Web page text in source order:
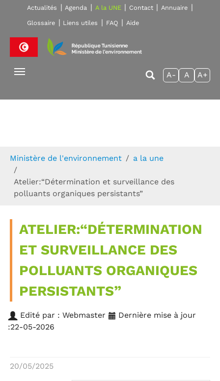
Skip to main navigation
Aller au contenu principal
Skip to page footer
Actualités Agenda A la UNE Contact Annuaire
Glossaire Liens utiles FAQ Aide
A- A A+
Ministère de l'environnement a la une
Atelier:“Détermination et surveillance des
polluants organiques persistants”
ATELIER:“DÉTERMINATION
ET SURVEILLANCE DES
POLLUANTS ORGANIQUES
PERSISTANTS”
Edité par : Webmaster
Dernière mise à jour
:22-05-2026
20/05/2025